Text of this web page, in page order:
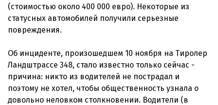
(стоимостью около 400 000 евро). Некоторые из
статусных автомобилей получили серьезные
повреждения.
Об инциденте, произошедшем 10 ноября на Тиролер
Ландштрассе 348, стало известно только сейчас -
причина: никто из водителей не пострадал и
поэтому не хотел, чтобы общественность узнала о
довольно неловком столкновении. Водители (в